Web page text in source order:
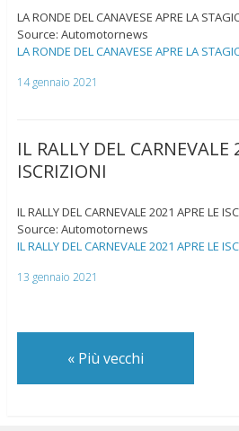
LA RONDE DEL CANAVESE APRE LA
Source: Automotornews
LA RONDE DEL CANAVESE APRE LA
14 gennaio 2021
IL RALLY DEL CARNEVALE
ISCRIZIONI
IL RALLY DEL CARNEVALE 2021 APRE LE
Source: Automotornews
IL RALLY DEL CARNEVALE 2021 APRE LE
13 gennaio 2021
«Più vecchi